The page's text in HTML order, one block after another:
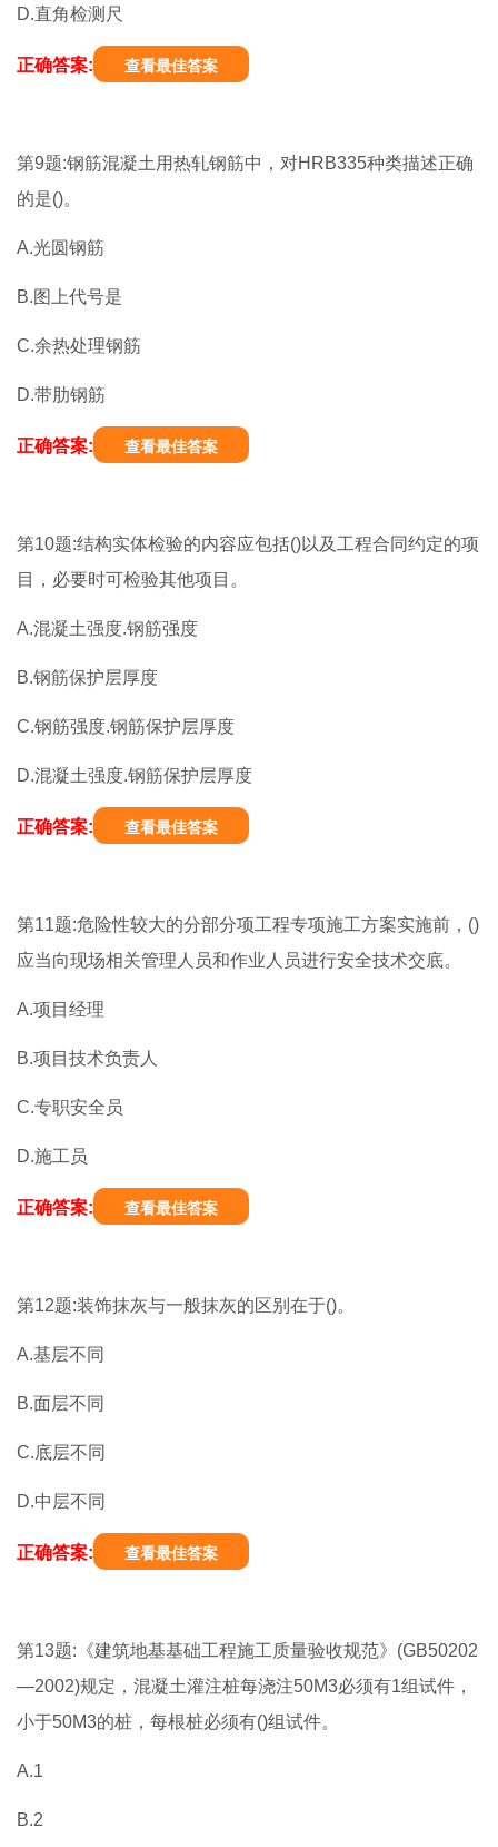
D.直角检测尺
正确答案: 查看最佳答案
第9题:钢筋混凝土用热轧钢筋中，对HRB335种类描述正确
的是()。
A.光圆钢筋
B.图上代号是
C.余热处理钢筋
D.带肋钢筋
正确答案: 查看最佳答案
第10题:结构实体检验的内容应包括()以及工程合同约定的项
目，必要时可检验其他项目。
A.混凝土强度.钢筋强度
B.钢筋保护层厚度
C.钢筋强度.钢筋保护层厚度
D.混凝土强度.钢筋保护层厚度
正确答案: 查看最佳答案
第11题:危险性较大的分部分项工程专项施工方案实施前，()
应当向现场相关管理人员和作业人员进行安全技术交底。
A.项目经理
B.项目技术负责人
C.专职安全员
D.施工员
正确答案: 查看最佳答案
第12题:装饰抹灰与一般抹灰的区别在于()。
A.基层不同
B.面层不同
C.底层不同
D.中层不同
正确答案: 查看最佳答案
第13题:《建筑地基基础工程施工质量验收规范》(GB50202
—2002)规定，混凝土灌注桩每浇注50M3必须有1组试件，
小于50M3的桩，每根桩必须有()组试件。
A.1
B.2